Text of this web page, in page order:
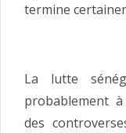
termine
La lutte
probablement
des